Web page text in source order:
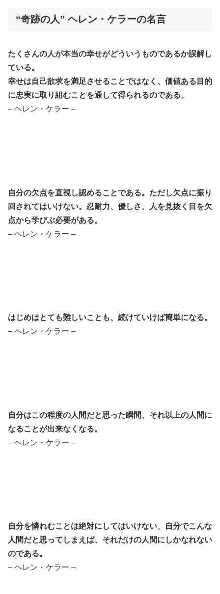
“奇跡の人” ヘレン・ケラーの名言
たくさんの人が本当の幸せがどういうものであるか誤解し
ている。
幸せは自己欲求を満足させることではなく、価値ある目的
に忠実に取り組むことを通して得られるのである。
– ヘレン・ケラー –
自分の欠点を直視し認めることである。ただし欠点に振り
回されてはいけない。忍耐力、優しさ、人を見抜く目を欠
点から学びぶ必要がある。
– ヘレン・ケラー –
はじめはとても難しいことも、 続けていけば簡単になる。
– ヘレン・ケラー –
自分はこの程度の人間だと思った瞬間、それ以上の人間に
なることが出来なくなる。
– ヘレン・ケラー –
自分を憐れむことは絶対にしてはいけない。
自分でこんな
人間だと思ってしまえば、それだけの人間にしかなれない
のである。
– ヘレン・ケラー –